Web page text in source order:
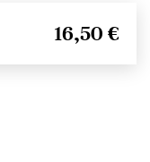
16,50 €